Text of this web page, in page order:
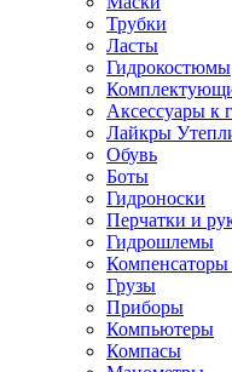
Трубки
Ласты
Гидрокостюмы
Аксессуары к
Лайкры
Обувь
Боты
Гидроноски
Перчатки и
Гидрошлемы
Компенсаторы
Грузы
Приборы
Компьютеры
Компасы